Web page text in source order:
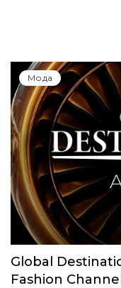
Мода
Global
Fashion